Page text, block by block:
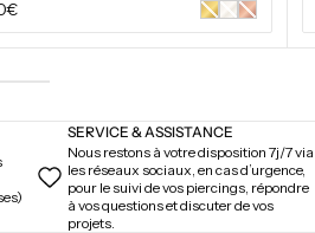
Or Or Or
SERVICE & ASSISTANCE
Nous restons à votre disposition 7j/7 via
les réseaux sociaux, en cas d’urgence,
pour le suivi de vos piercings, répondre
à vos questions et discuter de vos
projets.